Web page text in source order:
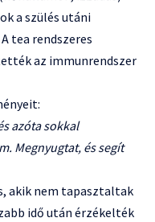
a szülés utáni
tea rendszeres
az immunrendszer
azóta sokkal
Megnyugtat, és segít
akik nem tapasztaltak
idő után érzékelték